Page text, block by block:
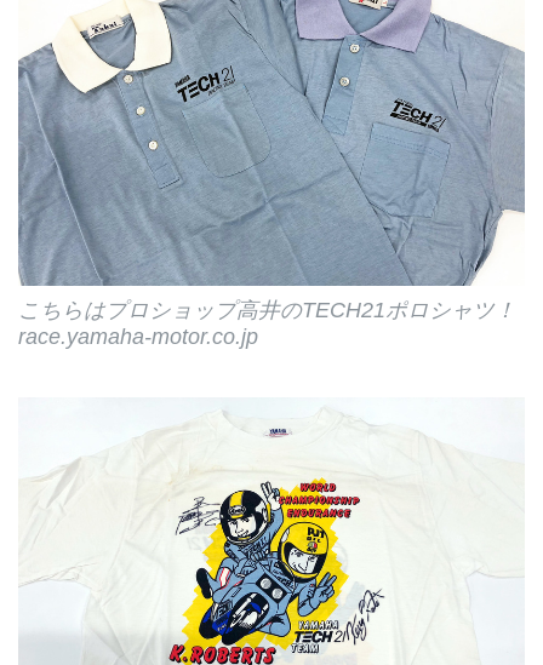
こちらはプロショップ高井のTECH21ポロシャツ！
race.yamaha-motor.co.jp